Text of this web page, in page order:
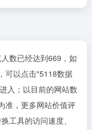
数已经达到669，如
可以点击"5118数据
入；以目前的网站数
准，更多网站价值评
工具的访问速度、